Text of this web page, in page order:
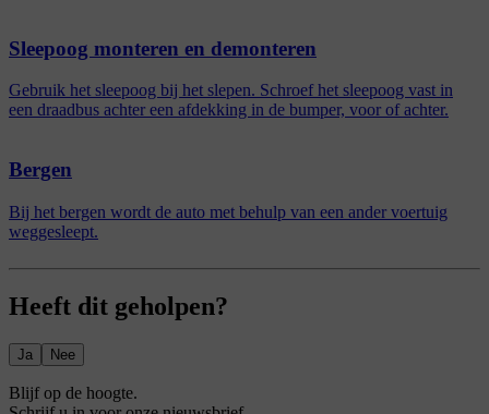
Sleepoog monteren en demonteren
Gebruik het sleepoog bij het slepen. Schroef het sleepoog vast in
een draadbus achter een afdekking in de bumper, voor of achter.
Bergen
Bij het bergen wordt de auto met behulp van een ander voertuig
weggesleept.
Heeft dit geholpen?
Ja Nee